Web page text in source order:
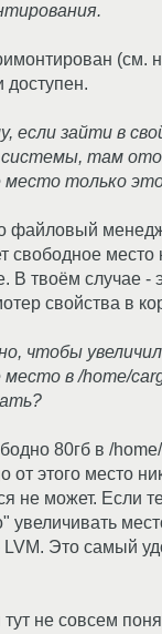
(см.
доступен.
если зайти в
системы, там
место только
файловый
свободное место
В твоём случае -
свойства в
чтобы
место в /home/
80гб в /
от этого место
не может. Если
увеличивать
LVM. Это самый
тут не совсем